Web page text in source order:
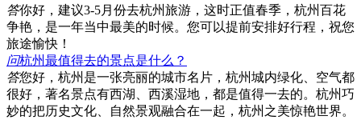
答你好，建议3-5月份去杭州旅游，这时正值春季，杭州百花
争艳，是一年当中最美的时候。您可以提前安排好行程，祝您
旅途愉快！
问杭州最值得去的景点是什么？
答您好，杭州是一张亮丽的城市名片，杭州城内绿化、空气都
很好，著名景点有西湖、西溪湿地，都是值得一去的。杭州巧
妙的把历史文化、自然景观融合在一起，杭州之美惊艳世界。